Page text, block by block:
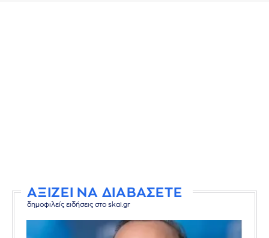
ΑΞΙΖΕΙ ΝΑ ΔΙΑΒΑΣΕΤΕ
δημοφιλείς ειδήσεις στο skai.gr